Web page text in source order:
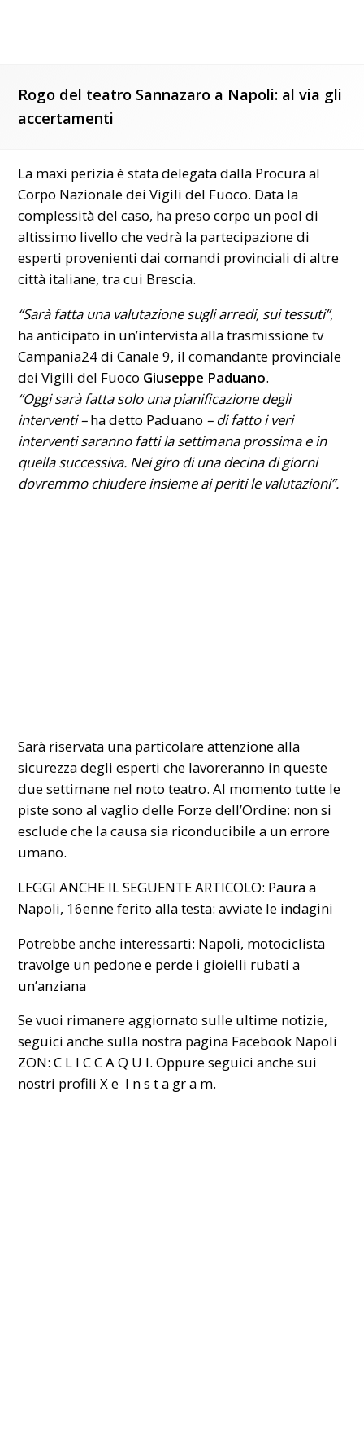
Rogo del teatro Sannazaro a Napoli: al via gli
accertamenti
La maxi perizia è stata delegata dalla Procura al
Corpo Nazionale dei Vigili del Fuoco. Data la
complessità del caso, ha preso corpo un pool di
altissimo livello che vedrà la partecipazione di
esperti provenienti dai comandi provinciali di altre
città italiane, tra cui Brescia.
“Sarà fatta una valutazione sugli arredi, sui tessuti”,
ha anticipato in un’intervista alla trasmissione tv
Campania24 di Canale 9, il comandante provinciale
dei Vigili del Fuoco Giuseppe Paduano.
“Oggi sarà fatta solo una pianificazione degli
interventi –ha detto Paduano – di fatto i veri
interventi saranno fatti la settimana prossima e in
quella successiva. Nei giro di una decina di giorni
dovremmo chiudere insieme ai periti le valutazioni”.
Sarà riservata una particolare attenzione alla
sicurezza degli esperti che lavoreranno in queste
due settimane nel noto teatro. Al momento tutte le
piste sono al vaglio delle Forze dell’Ordine: non si
esclude che la causa sia riconducibile a un errore
umano.
LEGGI ANCHE IL SEGUENTE ARTICOLO: Paura a
Napoli, 16enne ferito alla testa: avviate le indagini
Potrebbe anche interessarti: Napoli, motociclista
travolge un pedone e perde i gioielli rubati a
un’anziana
Se vuoi rimanere aggiornato sulle ultime notizie,
seguici anche sulla nostra pagina Facebook Napoli
ZON:C L I C C A Q U I. Oppure seguici anche sui
nostri profiliXe I n s t a gr a m.